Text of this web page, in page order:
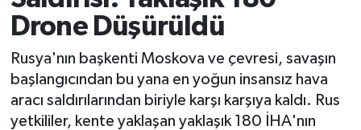
Drone Düşürüldü
Rusya'nın başkenti Moskova ve çevresi, savaşın
başlangıcından bu yana en yoğun insansız hava
aracı saldırılarından biriyle karşı karşıya kaldı. Rus
yetkililer, kente yaklaşan yaklaşık 180 İHA'nın